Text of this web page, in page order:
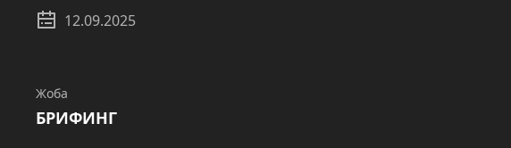
12.09.2025
Жоба
БРИФИНГ